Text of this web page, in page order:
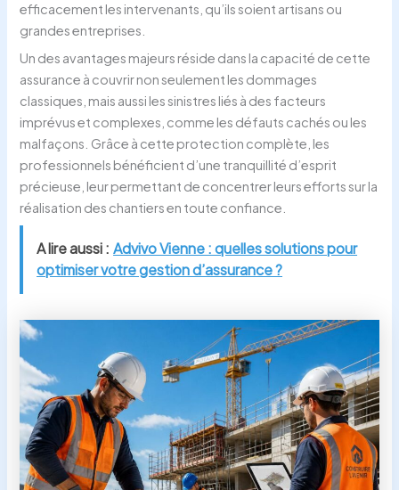
efficacement les intervenants, qu’ils soient artisans ou
grandes entreprises.
Un des avantages majeurs réside dans la capacité de cette
assurance à couvrir non seulement les dommages
classiques, mais aussi les sinistres liés à des facteurs
imprévus et complexes, comme les défauts cachés ou les
malfaçons. Grâce à cette protection complète, les
professionnels bénéficient d’une tranquillité d’esprit
précieuse, leur permettant de concentrer leurs efforts sur la
réalisation des chantiers en toute confiance.
A lire aussi : Advivo Vienne : quelles solutions pour
optimiser votre gestion d’assurance ?